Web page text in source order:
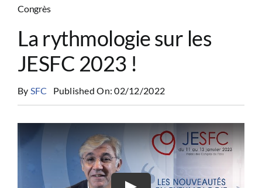
PUBLICATIONS
CONGRÈS
RECHERCHE
Congrès
La rythmologie sur les
JESFC 2023 !
By SFC Published On: 02/12/2022